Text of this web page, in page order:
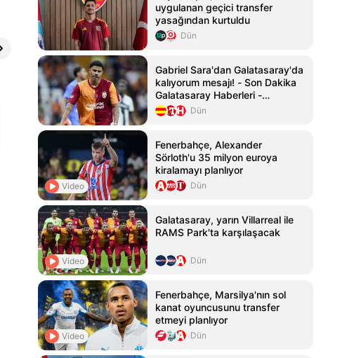
4
uygulanan geçici transfer
yasağından kurtuldu
Dün
Gabriel Sara'dan Galatasaray'da
kalıyorum mesajı! - Son Dakika
Galatasaray Haberleri -
Habertürk
Dün
Video
Fenerbahçe, Alexander
Sörloth'u 35 milyon euroya
kiralamayı planlıyor
Dün
Video
Galatasaray, yarın Villarreal ile
RAMS Park'ta karşılaşacak
Dün
Video
Fenerbahçe, Marsilya'nın sol
kanat oyuncusunu transfer
etmeyi planlıyor
Dün